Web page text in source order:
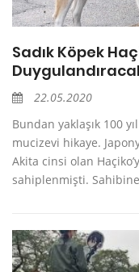
Sadık Köpek
22.05.2020
Bundan yaklaşık 100
mucizevi hikaye.
Akita cinsi olan
sahiplenmişti.